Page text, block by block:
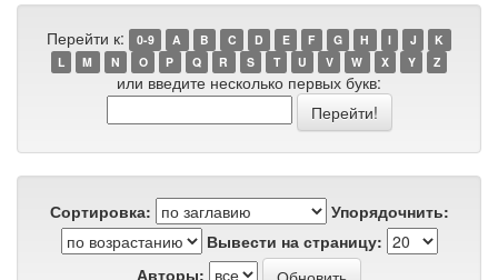
Перейти к: 0-9 A B C D E F G H I J
K
L
M N O P Q R S T U V W X Y Z
или введите несколько первых букв:
Сортировка:
Упорядочнить:
Вывести на страницу:
Авторы: